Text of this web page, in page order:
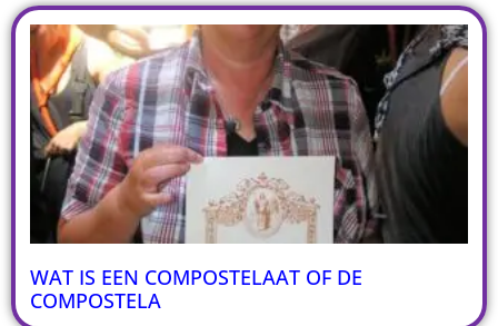
WAT IS EEN COMPOSTELAAT OF DE
COMPOSTELA